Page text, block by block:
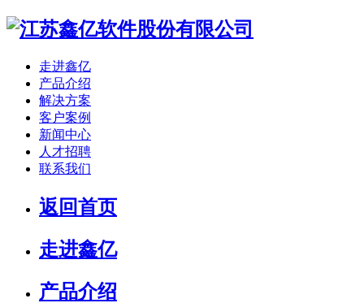
走进鑫亿
产品介绍
解决方案
客户案例
新闻中心
人才招聘
联系我们
返回首页
走进鑫亿
产品介绍